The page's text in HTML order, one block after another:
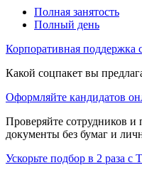
Полная занятость
Полный день
Корпоративная поддержка
Какой соцпакет вы
Оформляйте кандидатов
Проверяйте сотрудников
документы без бумаг и
Ускорьте подбор в 2 раза с